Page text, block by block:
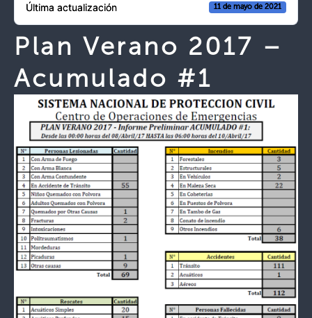
Última actualización 11 de mayo de 2021
Plan Verano 2017 –
Acumulado #1